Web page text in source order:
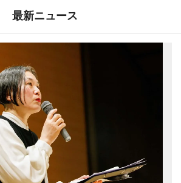
最新ニュース